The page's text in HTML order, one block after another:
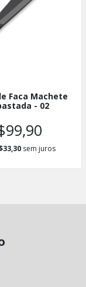
Faca Machete
- 02
sem juros